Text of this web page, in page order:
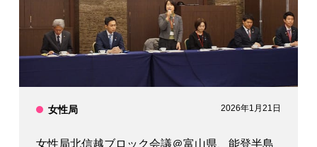
女性局 2026年1月21日
女性局北信越ブロック会議＠富山県、能登半島